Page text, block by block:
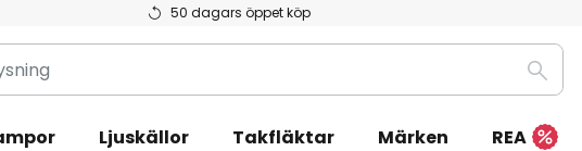
50 dagars öppet köp
Sök
Ljuskällor Takfläktar Märken REA